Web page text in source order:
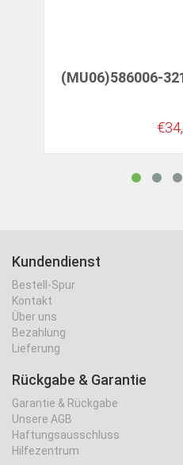
(MU06)586006-
Kundendienst
Bestell-Spur
Kontakt
Über uns
Bezahlung
Lieferung
Rückgabe & Garantie
Garantie & Rückgabe
Unsere AGB
Haftungsausschluss
Hilfezentrum